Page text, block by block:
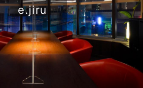
e.jiru